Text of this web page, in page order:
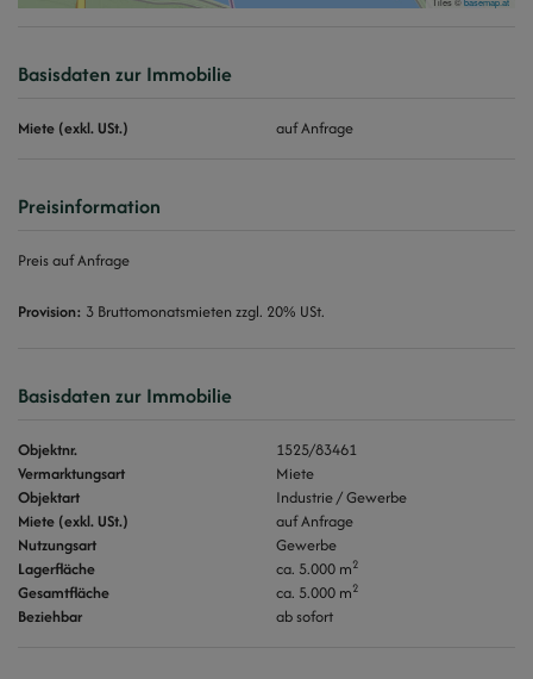
Basisdaten zur Immobilie
Miete (exkl. USt.) auf Anfrage
Preisinformation
Preis auf Anfrage
Provision: 3 Bruttomonatsmieten zzgl. 20% USt.
Basisdaten zur Immobilie
Objektnr.
1525/83461
Vermarktungsart
Miete
Objektart
Industrie / Gewerbe
Miete (exkl. USt.)
auf Anfrage
Nutzungsart
Gewerbe
Lagerfläche
ca. 5.000 m2
Gesamtfläche ca. 5.000 m2
Beziehbar ab sofort